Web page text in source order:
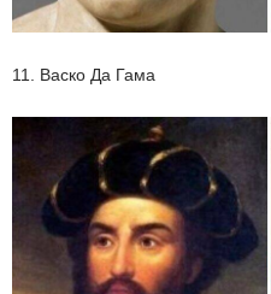
11. Васко Да Гама